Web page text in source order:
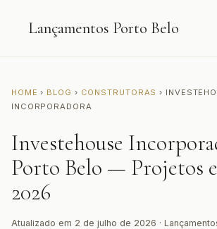
Lançamentos Porto Belo
HOME › BLOG › CONSTRUTORAS ›
INCORPORADORA
Investehouse
Porto Belo — Projetos
2026
Atualizado em 2 de julho de 2026 ·